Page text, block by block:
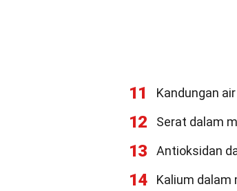
11 Kandungan
12 Serat dalam
13 Antioksidan
14 Kalium dalam